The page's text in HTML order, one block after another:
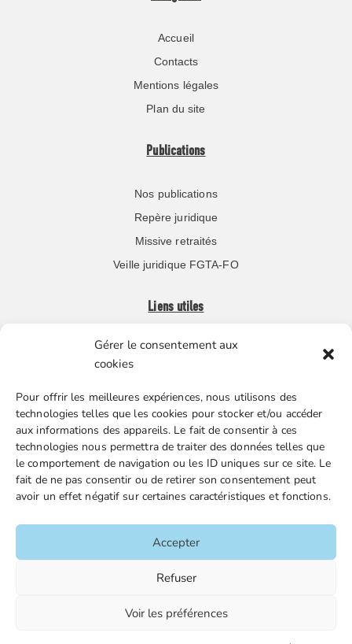
Gérer le consentement aux
cookies
Pour offrir les meilleures expériences, nous utilisons des
technologies telles que les cookies pour stocker et/ou accéder
aux informations des appareils. Le fait de consentir à ces
technologies nous permettra de traiter des données telles que
le comportement de navigation ou les ID uniques sur ce site. Le
fait de ne pas consentir ou de retirer son consentement peut
avoir un effet négatif sur certaines caractéristiques et fonctions.
Accepter
Refuser
Voir les préférences
Accueil
Contacts
Mentions légales
Plan du site
Publications
Nos publications
Repère juridique
Missive retraités
Veille juridique FGTA-FO
Liens utiles
Boutique en ligne
Nos partenaires
Gestion des cookies
FGTA-FO / 15 avenue Victor Hugo – 92170 Vanves / 01 86
Accueil
Contacts
Mentions légales